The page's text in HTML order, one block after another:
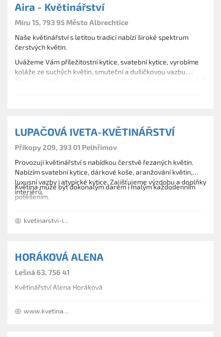
Aira - Květinářství
Míru 15, 793 95 Město Albrechtice
Naše květinářství s letitou tradicí nabízí široké spektrum
čerstvých květin.
Uvážeme Vám příležitostní kytice, svatební kytice, vyrobíme
koláže ze suchých květin, smuteční a dušičkovou vazbu.
Připravíme Vám velikonoční a vánoční vazby (svícny, adventní
LUPAČOVÁ IVETA-KVĚTINÁŘSTVÍ
Příkopy 209, 393 01 Pelhřimov
Provozuji květinářství s nabídkou čerstvě řezaných květin.
Nabízím svatební kytice, dárkové koše, aranžování květin,
luxusní vazby i atypické kytice. Zajišťujeme výzdobu a doplňky
interiérů.
Květina může být dokonalým darem i malým každodenním
potěšením.
kvetinarstvi-iveta-lupacova.webnode.cz
HORÁKOVÁ ALENA
Lešná 63, 756 41
Květinářství Alena Horáková
www.kvetinarstvi-horakova.cz